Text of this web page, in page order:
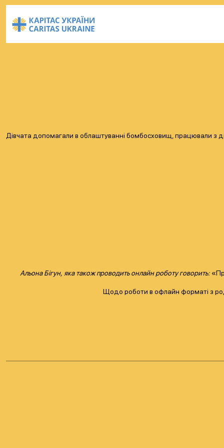
Дівчата допомагали в облаштуванні бомбосховищ, працювали з
Альона Бігун, яка також проводить онлайн роботу говорить:
Щодо роботи в офлайн форматі з